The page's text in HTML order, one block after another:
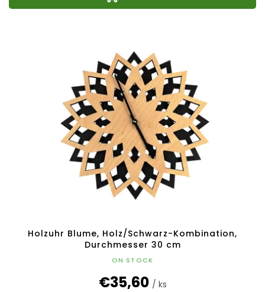
Holzuhr Blume, Holz/Schwarz-Kombination,
Durchmesser 30 cm
ON STOCK
€35,60 / ks